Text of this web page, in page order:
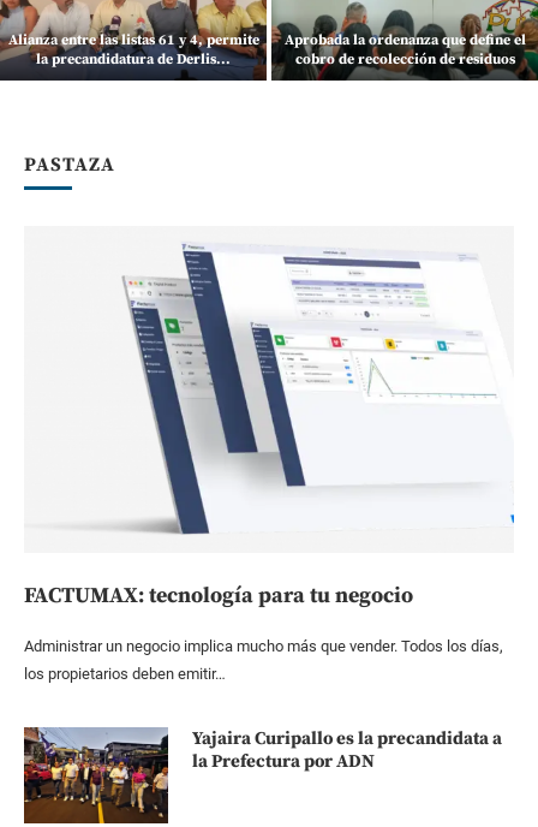
Alianza entre las listas 61 y 4, permite
la precandidatura de Derlis...
Aprobada la ordenanza que define el
cobro de recolección de residuos
PASTAZA
FACTUMAX: tecnología para tu negocio
Administrar un negocio implica mucho más que vender. Todos los días,
los propietarios deben emitir…
Yajaira Curipallo es la precandidata a
la Prefectura por ADN